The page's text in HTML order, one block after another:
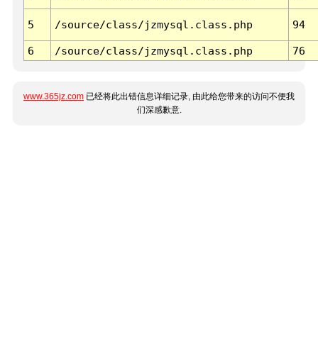
5 /source/class/jzmysql.class.php 94
6 /source/class/jzmysql.class.php 76
www.365jz.com 已经将此出错信息详细记录, 由此给您带来的访问不便我
们深感歉意.